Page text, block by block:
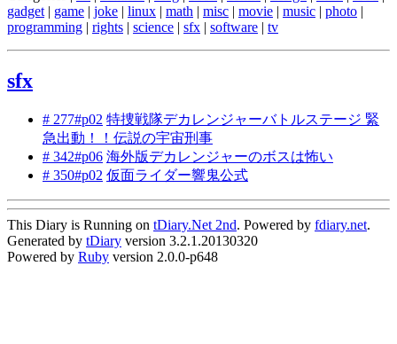
gadget | game | joke | linux | math | misc | movie | music | photo |
programming | rights | science | sfx | software | tv
sfx
# 277#p02 特捜戦隊デカレンジャーバトルステージ 緊
急出動！！伝説の宇宙刑事
# 342#p06 海外版デカレンジャーのボスは怖い
# 350#p02 仮面ライダー響鬼公式
This Diary is Running on tDiary.Net 2nd. Powered by fdiary.net.
Generated by tDiary version 3.2.1.20130320
Powered by Ruby version 2.0.0-p648